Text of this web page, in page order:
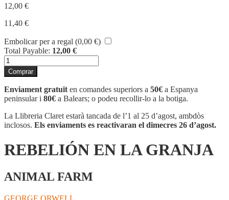
12,00 €
11,40 €
Embolicar per a regal (0,00 €)
Total Payable: 12,00 €
quantitat
de
REBELIÓN
EN
LA
GRANJA
Comprar
Enviament gratuït en comandes superiors a 50€ a Espanya
peninsular i 80€ a Balears; o podeu recollir-lo a la botiga.
La Llibreria Claret estarà tancada de l’1 al 25 d’agost, ambdòs
inclosos. Els enviaments es reactivaran el dimecres 26 d’agost.
REBELIÓN EN LA GRANJA
ANIMAL FARM